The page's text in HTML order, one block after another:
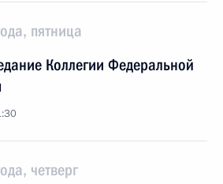
пятница
Коллегии Федеральной
четверг